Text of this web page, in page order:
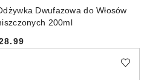
Dwufazowa do Włosów
200ml
Cena: